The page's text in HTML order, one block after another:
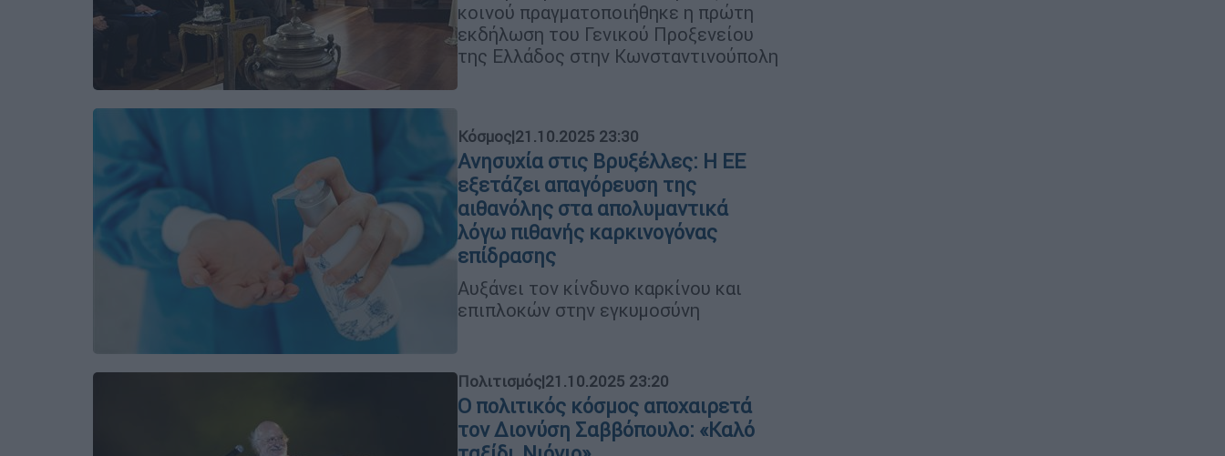
κοινού πραγματοποιήθηκε η πρώτη
εκδήλωση του Γενικού Προξενείου
της Ελλάδος στην Κωνσταντινούπολη
Κόσμος|21.10.2025 23:30
Ανησυχία στις Βρυξέλλες: Η ΕΕ
εξετάζει απαγόρευση της
αιθανόλης στα απολυμαντικά
λόγω πιθανής καρκινογόνας
επίδρασης
Αυξάνει τον κίνδυνο καρκίνου και
επιπλοκών στην εγκυμοσύνη
Πολιτισμός|21.10.2025 23:20
Ο πολιτικός κόσμος αποχαιρετά
τον Διονύση Σαββόπουλο: «Καλό